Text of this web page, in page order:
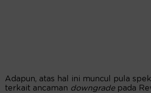
Adapun, atas hal ini muncul pula
terkait ancaman downgradepada